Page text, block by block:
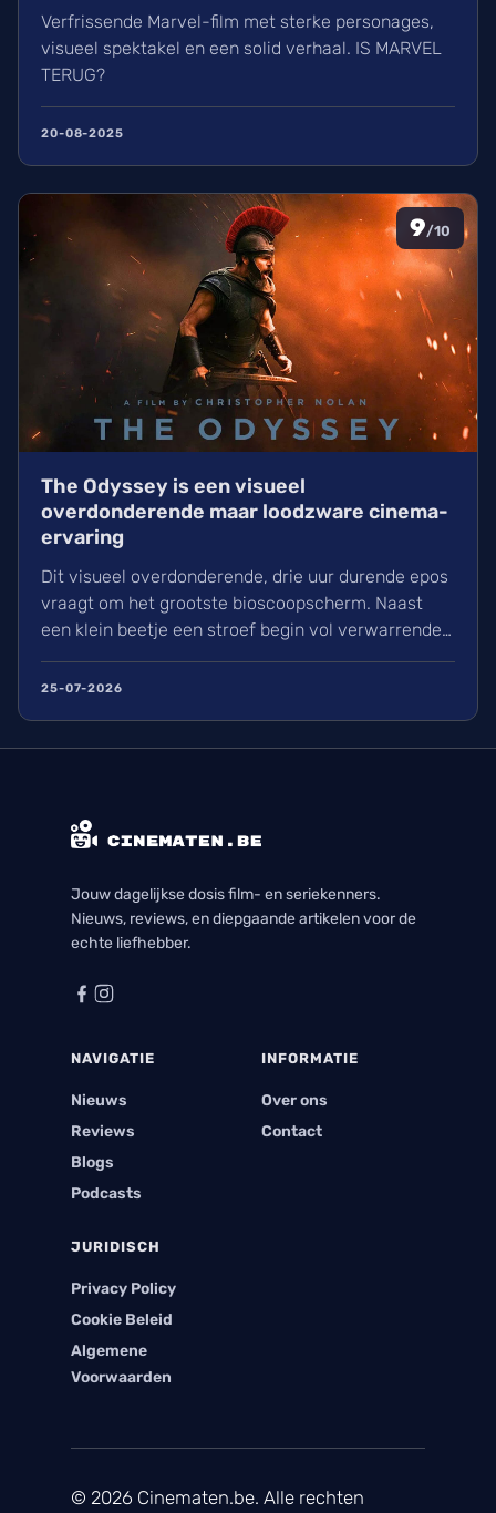
Verfrissende Marvel-film met sterke personages,
visueel spektakel en een solid verhaal. IS MARVEL
TERUG?
20-08-2025
9/10
The Odyssey is een visueel
overdonderende maar loodzware cinema-
ervaring
Dit visueel overdonderende, drie uur durende epos
vraagt om het grootste bioscoopscherm. Naast
een klein beetje een stroef begin vol verwarrende
flashbacks en wisselend acteerwerk, evolueert de
film in een indrukwekkend epos vol praktische
25-07-2026
Jouw dagelijkse dosis film- en seriekenners.
Nieuws, reviews, en diepgaande artikelen voor de
echte liefhebber.
NAVIGATIE
Nieuws
Reviews
Blogs
Podcasts
INFORMATIE
Over ons
Contact
JURIDISCH
Privacy Policy
Cookie Beleid
Algemene
Voorwaarden
© 2026 Cinematen.be. Alle rechten